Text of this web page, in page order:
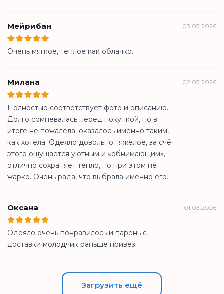
Мейрибан 03.03.2026
Очень мягкое, теплое как облачко.
Милана 02.03.2026
Полностью соответствует фото и описанию.
Долго сомневалась перед покупкой, но в
итоге не пожалела: оказалось именно таким,
как хотела. Одеяло довольно тяжёлое, за счёт
этого ощущается уютным и «обнимающим»,
отлично сохраняет тепло, но при этом не
жарко. Очень рада, что выбрала именно его.
Оксана 01.03.2026
Одеяло очень понравилось и парень с
доставки молодчик раньше привез.
Загрузить ещё